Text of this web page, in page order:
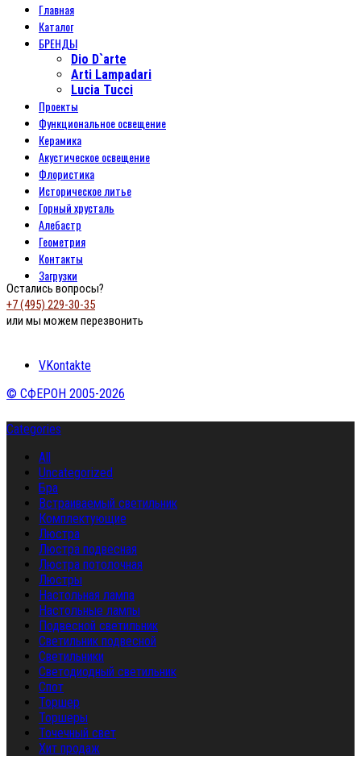
Главная
Каталог
БРЕНДЫ
Dio D`arte
Arti Lampadari
Lucia Tucci
Проекты
Функциональное освещение
Керамика
Акустическое освещение
Флористика
Историческое литье
Горный хрусталь
Алебастр
Геометрия
Контакты
Загрузки
Остались вопросы?
+7 (495) 229-30-35
или мы можем перезвонить
VKontakte
© СФЕРОН 2005-2026
Categories
All
Uncategorized
Бра
Встраиваемый светильник
Комплектующие
Люстра
Люстра подвесная
Люстра потолочная
Люстры
Настольная лампа
Настольные лампы
Подвесной светильник
Светильник подвесной
Светильники
Светодиодный светильник
Спот
Торшер
Торшеры
Точечный свет
Хит продаж